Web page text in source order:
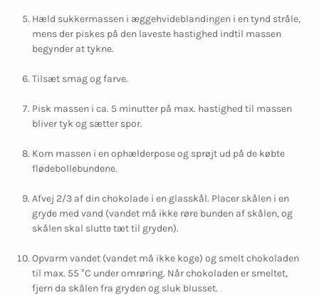
Hæld sukkermassen i æggehvideblandingen i en tynd stråle,
mens der piskes på den laveste hastighed indtil massen
begynder at tykne.
Tilsæt smag og farve.
Pisk massen i ca. 5 minutter på max. hastighed til massen
bliver tyk og sætter spor.
Kom massen i en ophælderpose og sprøjt ud på de købte
flødebollebundene.
Afvej 2/3 af din chokolade i en glasskål. Placer skålen i en
gryde med vand (vandet må ikke røre bunden af skålen, og
skålen skal slutte tæt til gryden).
Opvarm vandet (vandet må ikke koge) og smelt chokoladen
til max. 55 °C under omrøring. Når chokoladen er smeltet,
fjern da skålen fra gryden og sluk blusset.